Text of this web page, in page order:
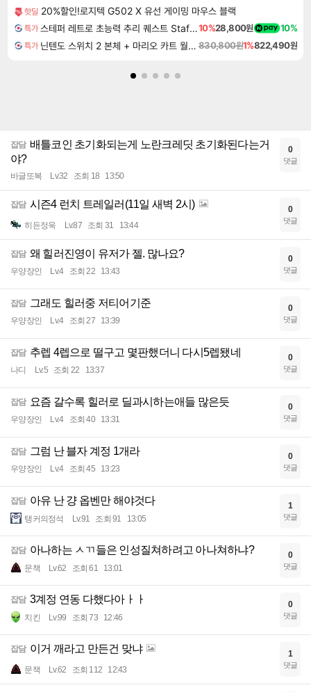
핫딜 20%할인!로지텍 G502 X 유선 게이밍 마우스 블랙
특가 스테퍼 레트로 초능력 추리 퀘스트 Staffer Retro A Supernatural Mystery Quest10%28,800원 10%
특가 닌텐도 스위치 2 본체 + 마리오 카트 월드 + 슈퍼 마리오 파티 잼버리 닌텐도 스위치 2 에디션 + 잼버리 TV 번들 830,800원1%822,490원
잡담 배틀코인 초기화되는게 노란크레딧 초기화된다는거
야?
바글또복 Lv.32 조회 18 13:50
0
댓글
잡담 시즌4 런치 트레일러(11일 새벽 2시)
히든정욱 Lv.87 조회 31 13:44
0
댓글
잡담 왜 힐러진영이 유저가 젤. 많나요?
우양장인 Lv.4 조회 22 13:43
0
댓글
잡담 그래도 힐러중 저티어기준
우양장인 Lv.4 조회 27 13:39
0
댓글
잡담 추렙 4렙으로 떨구고 몇판했더니 다시5렙됐네
나디 Lv.5 조회 22 13:37
0
댓글
잡담 요즘 갈수록 힐러로 딜과시하는애들 많은듯
우양장인 Lv.4 조회 40 13:31
0
댓글
잡담 그럼 난 블자 계정 1개라
우양장인 Lv.4 조회 45 13:23
0
댓글
잡담 아유 난 걍 옵벤만 해야것다
탱커의정석 Lv.91 조회 91 13:05
1
댓글
잡담 아나하는 ㅅㄲ들은 인성질쳐하려고 아나쳐하냐?
문책 Lv.62 조회 61 13:01
0
댓글
잡담 3계정 연동 다했다아ㅏㅏ
치킨 Lv.99 조회 73 12:46
0
댓글
잡담 이거 깨라고 만든건 맞냐
문책 Lv.62 조회 112 12:43
1
댓글